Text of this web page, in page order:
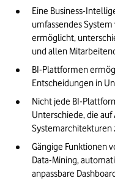
Eine Business-
umfassendes
ermöglicht,
und allen
BI-Plattformen
Entscheidungen in
Nicht jede BI-
Unterschiede, die
Systemarchitekturen
Gängige Funktionen
Data-Mining,
anpassbare